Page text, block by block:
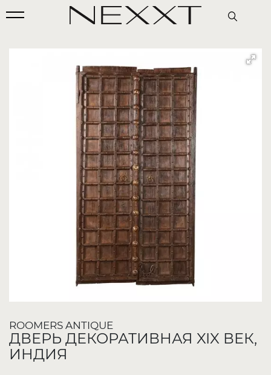
ROOMERS ANTIQUE
ДВЕРЬ ДЕКОРАТИВНАЯ XIX ВЕК,
ИНДИЯ